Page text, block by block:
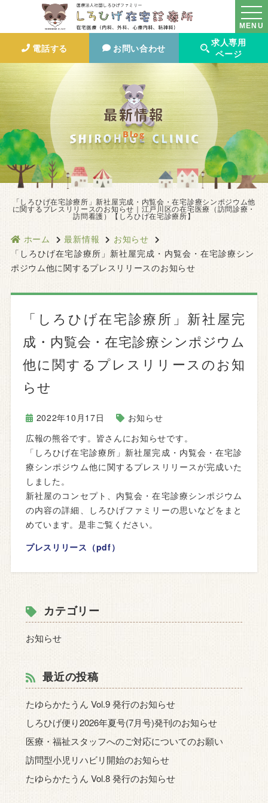
MENU
電話する お問い合わせ
求人専用
ページ
最新情報
Blog
「しろひげ在宅診療所」新社屋完成・内覧会・在宅診療シンポジウム他
に関するプレスリリースのお知らせ｜江戸川区の在宅医療（訪問診療・
訪問看護）【しろひげ在宅診療所】
ホーム 最新情報
お知らせ
「しろひげ在宅診療所」新社屋完成・内覧会・在宅診療シン
ポジウム他に関するプレスリリースのお知らせ
「しろひげ在宅診療所」新社屋完
成・内覧会・在宅診療シンポジウム
他に関するプレスリリースのお知
らせ
2022年10月17日
お知らせ
広報の熊谷です。皆さんにお知らせです。
「しろひげ在宅診療所」新社屋完成・内覧会・在宅診
療シンポジウム他に関するプレスリリースが完成いた
しました。
新社屋のコンセプト、内覧会・在宅診療シンポジウム
の内容の詳細、しろひげファミリーの思いなどをまと
めています。是非ご覧ください。
プレスリリース（pdf）
カテゴリー
お知らせ
最近の投稿
たゆらかたうん Vol.9 発行のお知らせ
しろひげ便り2026年夏号(7月号)発刊のお知らせ
医療・福祉スタッフへのご対応についてのお願い
訪問型小児リハビリ開始のお知らせ
たゆらかたうん Vol.8 発行のお知らせ